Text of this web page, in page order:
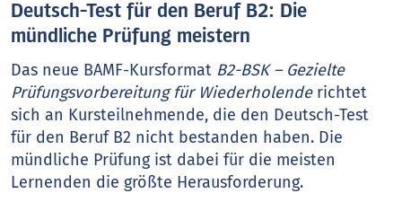
Deutsch-Test für den Beruf B2: Die
mündliche Prüfung meistern
Das neue BAMF-Kursformat B2-BSK – Gezielte
Prüfungsvorbereitung für Wiederholenderichtet
sich an Kursteilnehmende, die den Deutsch-Test
für den Beruf B2 nicht bestanden haben. Die
mündliche Prüfung ist dabei für die meisten
Lernenden die größte Herausforderung.